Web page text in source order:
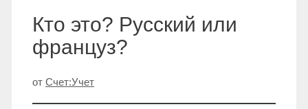
Кто это? Русский или
француз?
от Счет:Учет